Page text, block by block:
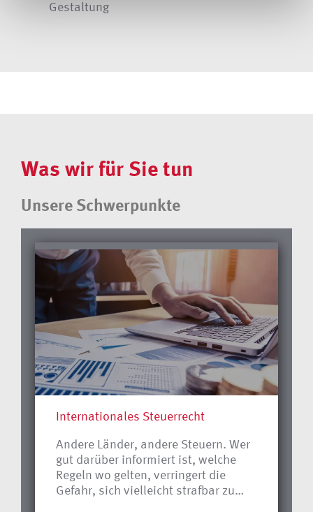
Gestaltung
Was wir für Sie tun
Unsere Schwerpunkte
Internationales Steuerrecht
Andere Länder, andere Steuern. Wer
gut darüber informiert ist, welche
Regeln wo gelten, verringert die
Gefahr, sich vielleicht strafbar zu